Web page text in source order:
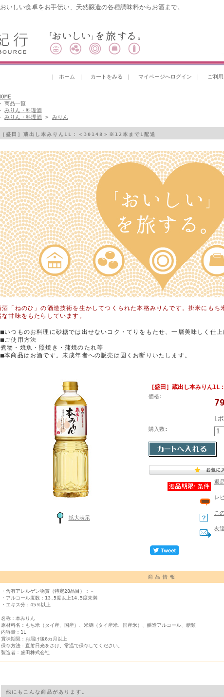
しい食卓をお手伝い、天然醸造の各種調味料からお酒まで。
｜ ホーム ｜ カートをみる ｜ マイページへログイン ｜ ご利
商品一覧
みりん・料理酒
みりん・料理酒 > みりん
［盛田］蔵出し本みりん1L：＜30148＞※12本まで1配送
酒「ねのひ」の酒造技術を生かしてつくられた本格みりんです。掛米にもち
な甘味をもたらしています。
■いつものお料理に砂糖では出せないコク・てりをもたせ、一層美味しく仕上
■ご使用方法
煮物・焼魚・照焼き・蒲焼のたれ等
■本商品はお酒です。未成年者への販売は固くお断りいたします。
拡大表示
［盛田］蔵出し本みりん
価格:
[
購入数:
返
レ
こ
友
商品情報
・含有アレルゲン物質（特定28品目）：－
・アルコール度数：13.5度以上14.5度未満
・エキス分：45％以上
名称：本みりん
原材料名：もち米（タイ産、国産）、米麹（タイ産米、国産米）、醸造アルコール、糖類
内容量：1L
賞味期限：お届け後6カ月以上
保存方法：直射日光をさけ、常温で保存してください。
製造者：盛田株式会社
他にもこんな商品があります。